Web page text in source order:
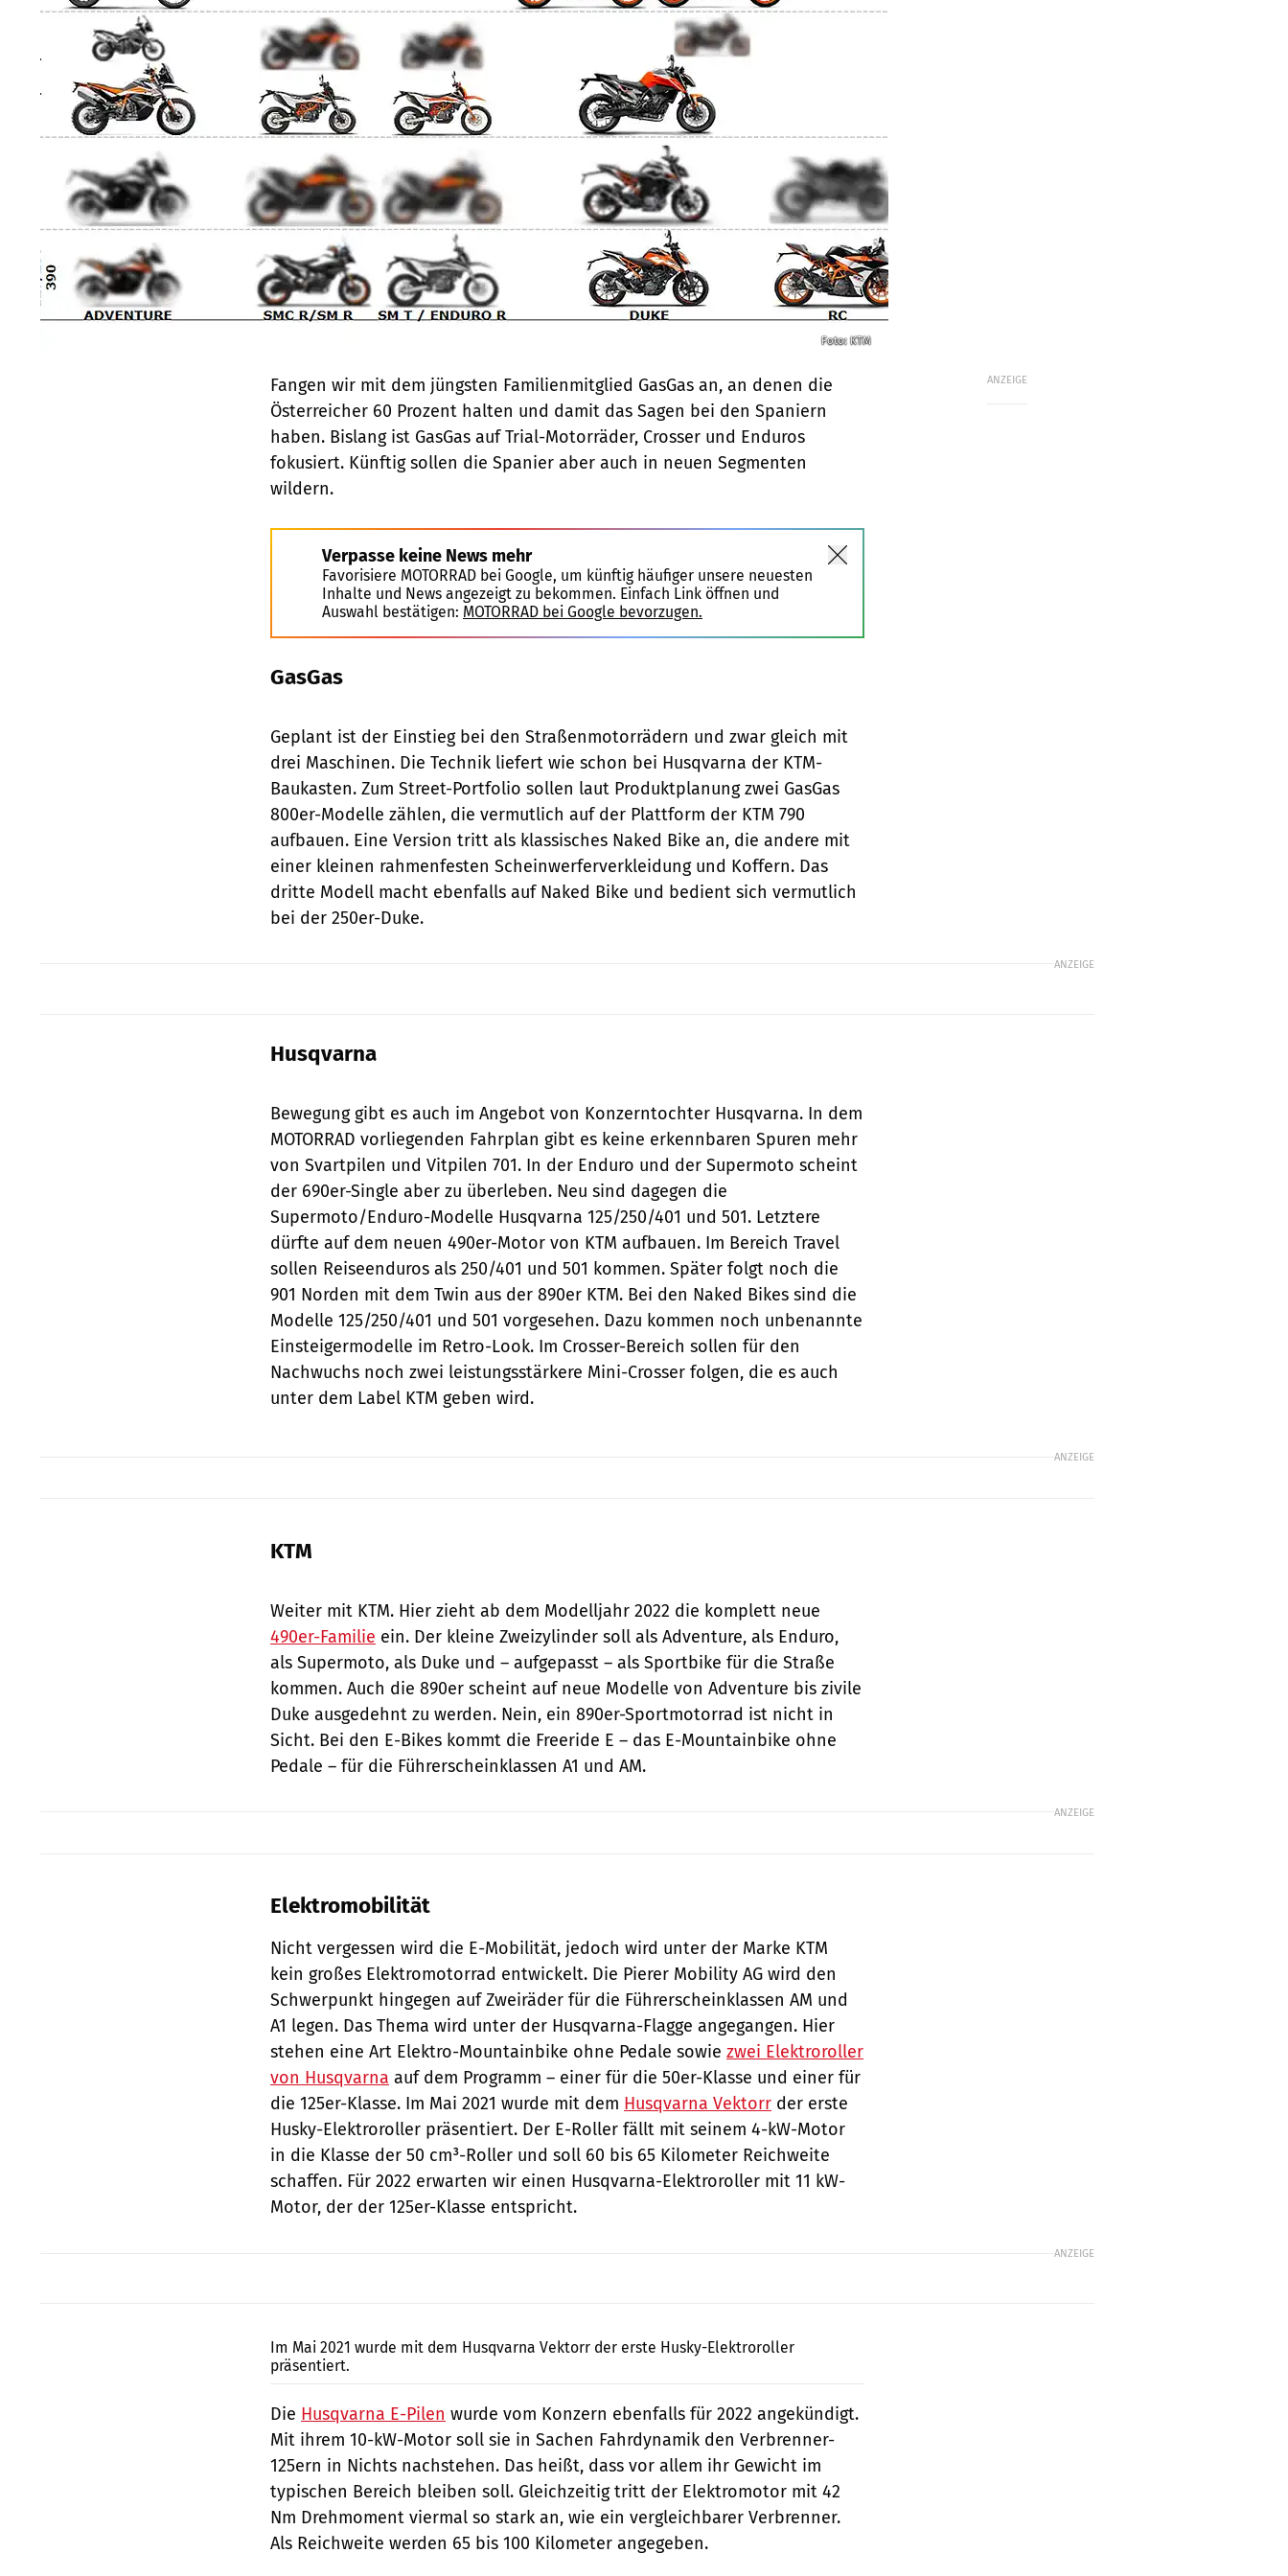
Foto: KTM
ANZEIGE
Fangen wir mit dem jüngsten Familienmitglied GasGas an, an denen die
Österreicher 60 Prozent halten und damit das Sagen bei den Spaniern
haben. Bislang ist GasGas auf Trial-Motorräder, Crosser und Enduros
fokusiert. Künftig sollen die Spanier aber auch in neuen Segmenten
wildern.
Verpasse keine News mehr
Favorisiere MOTORRAD bei Google, um künftig häufiger unsere neuesten
Inhalte und News angezeigt zu bekommen. Einfach Link öffnen und
Auswahl bestätigen: MOTORRAD bei Google bevorzugen.
GasGas
Geplant ist der Einstieg bei den Straßenmotorrädern und zwar gleich mit
drei Maschinen. Die Technik liefert wie schon bei Husqvarna der KTM-
Baukasten. Zum Street-Portfolio sollen laut Produktplanung zwei GasGas
800er-Modelle zählen, die vermutlich auf der Plattform der KTM 790
aufbauen. Eine Version tritt als klassisches Naked Bike an, die andere mit
einer kleinen rahmenfesten Scheinwerferverkleidung und Koffern. Das
dritte Modell macht ebenfalls auf Naked Bike und bedient sich vermutlich
bei der 250er-Duke.
ANZEIGE
Husqvarna
Bewegung gibt es auch im Angebot von Konzerntochter Husqvarna. In dem
MOTORRAD vorliegenden Fahrplan gibt es keine erkennbaren Spuren mehr
von Svartpilen und Vitpilen 701. In der Enduro und der Supermoto scheint
der 690er-Single aber zu überleben. Neu sind dagegen die
Supermoto/Enduro-Modelle Husqvarna 125/250/401 und 501. Letztere
dürfte auf dem neuen 490er-Motor von KTM aufbauen. Im Bereich Travel
sollen Reiseenduros als 250/401 und 501 kommen. Später folgt noch die
901 Norden mit dem Twin aus der 890er KTM. Bei den Naked Bikes sind die
Modelle 125/250/401 und 501 vorgesehen. Dazu kommen noch unbenannte
Einsteigermodelle im Retro-Look. Im Crosser-Bereich sollen für den
Nachwuchs noch zwei leistungsstärkere Mini-Crosser folgen, die es auch
unter dem Label KTM geben wird.
ANZEIGE
KTM
Weiter mit KTM. Hier zieht ab dem Modelljahr 2022 die komplett neue
490er-Familie ein. Der kleine Zweizylinder soll als Adventure, als Enduro,
als Supermoto, als Duke und – aufgepasst – als Sportbike für die Straße
kommen. Auch die 890er scheint auf neue Modelle von Adventure bis zivile
Duke ausgedehnt zu werden. Nein, ein 890er-Sportmotorrad ist nicht in
Sicht. Bei den E-Bikes kommt die Freeride E – das E-Mountainbike ohne
Pedale – für die Führerscheinklassen A1 und AM.
ANZEIGE
Elektromobilität
Nicht vergessen wird die E-Mobilität, jedoch wird unter der Marke KTM
kein großes Elektromotorrad entwickelt. Die Pierer Mobility AG wird den
Schwerpunkt hingegen auf Zweiräder für die Führerscheinklassen AM und
A1 legen. Das Thema wird unter der Husqvarna-Flagge angegangen. Hier
stehen eine Art Elektro-Mountainbike ohne Pedale sowie zwei Elektroroller
von Husqvarna auf dem Programm – einer für die 50er-Klasse und einer für
die 125er-Klasse. Im Mai 2021 wurde mit dem Husqvarna Vektorr der erste
Husky-Elektroroller präsentiert. Der E-Roller fällt mit seinem 4-kW-Motor
in die Klasse der 50 cm³-Roller und soll 60 bis 65 Kilometer Reichweite
schaffen. Für 2022 erwarten wir einen Husqvarna-Elektroroller mit 11 kW-
Motor, der der 125er-Klasse entspricht.
ANZEIGE
Im Mai 2021 wurde mit dem Husqvarna Vektorr der erste Husky-Elektroroller
präsentiert.
Die Husqvarna E-Pilen wurde vom Konzern ebenfalls für 2022 angekündigt.
Mit ihrem 10-kW-Motor soll sie in Sachen Fahrdynamik den Verbrenner-
125ern in Nichts nachstehen. Das heißt, dass vor allem ihr Gewicht im
typischen Bereich bleiben soll. Gleichzeitig tritt der Elektromotor mit 42
Nm Drehmoment viermal so stark an, wie ein vergleichbarer Verbrenner.
Als Reichweite werden 65 bis 100 Kilometer angegeben.